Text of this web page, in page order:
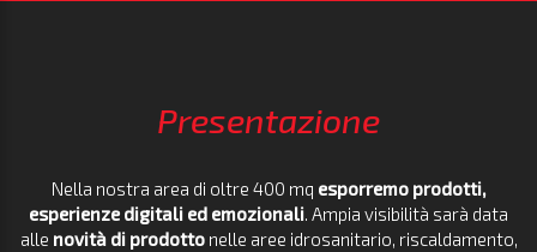
Presentazione
Nella nostra area di oltre 400 mq esporremo prodotti,
esperienze digitali ed emozionali. Ampia visibilità sarà data
alle novità di prodottonelle aree idrosanitario, riscaldamento,